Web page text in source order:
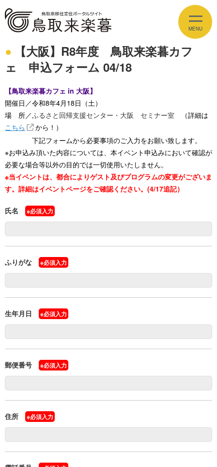
イベント情報 EVENT
とっとりの魅力
しごと
住まい ESTATE
暮らし LIFE
移住支援
移住者インタビュー
新着情報 NEWS
資料のご紹介
メルマガ登録
文字サイズ 標準
【大阪】R8年度 鳥取来楽暮カフ
ェ 申込フォーム 04/18
【鳥取来楽暮カフェ in 大阪】
開催日／令和8年4月18日（土）
場 所／ふるさと回帰支援センター・大阪 セミナー室 （詳細は
こちら
から！）
下記フォームから必要事項のご入力をお願い致します。
※お申込み頂いた内容については、本イベント申込みにおいて確認が
必要な場合等以外の目的では一切使用いたしません。
※当イベントは、都合によりゲスト及びプログラムの変更がございま
す。詳細はイベントページをご確認ください。(4/17追記）
氏名 ※必須入力
ふりがな ※必須入力
生年月日 ※必須入力
郵便番号 ※必須入力
住所 ※必須入力